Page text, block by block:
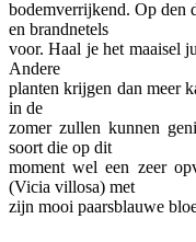
bodemverrijkend. Op den
en brandnetels
voor. Haal je het maaisel
Andere
planten krijgen dan meer
in de
zomer zullen kunnen
soort die op dit
moment wel een zeer
(Vicia villosa) met
zijn mooi paarsblauwe